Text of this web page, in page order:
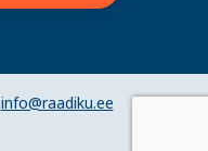
info@raadiku.ee